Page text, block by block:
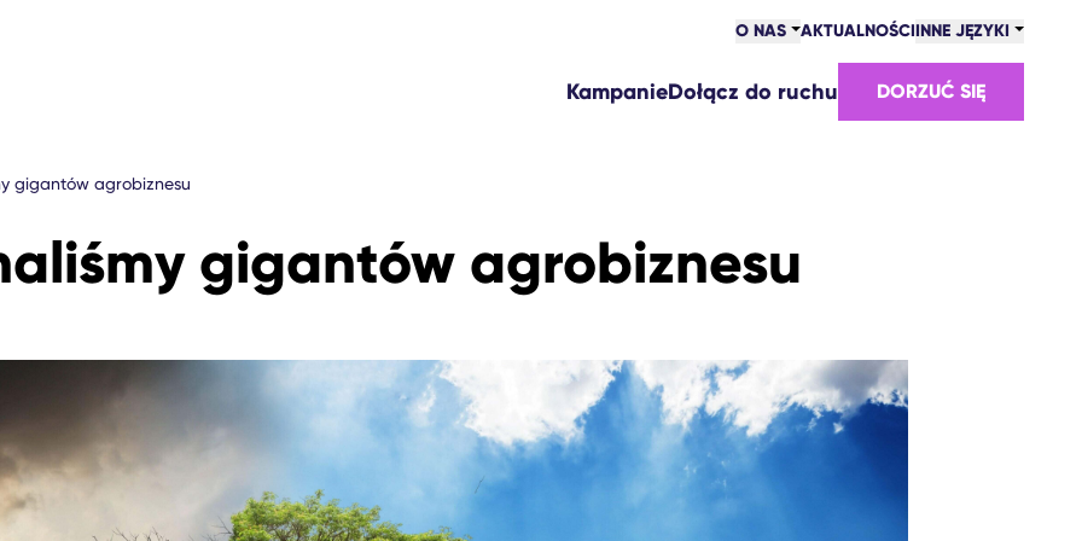
O NAS AKTUALNOŚCIINNE JĘZYKI
KampanieDołącz do ruchu DORZUĆ SIĘ
gigantów agrobiznesu
gigantów agrobiznesu